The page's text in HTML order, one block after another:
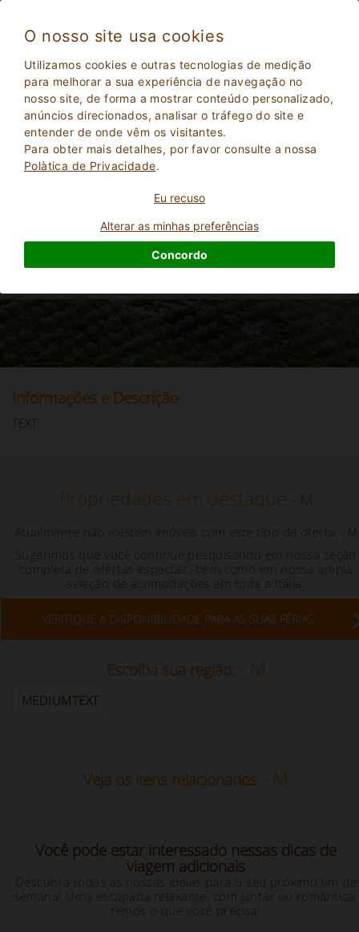
O nosso site usa cookies
Utilizamos cookies e outras tecnologias de medição
para melhorar a sua experiência de navegação no
nosso site, de forma a mostrar conteúdo personalizado,
anúncios direcionados, analisar o tráfego do site e
entender de onde vêm os visitantes.
Para obter mais detalhes, por favor consulte a nossa
Polà­tica de Privacidade.
Eu recuso
Alterar as minhas preferências
Concordo
M
0Crianças PESQUISAR
Informações e Descrição
TEXT
Propriedades em destaque - M
Atualmente não existem imóveis com este tipo de oferta
- M
Sugerimos que você continue pesquisando em nossa seção
completa de ofertas especiais, bem como em nossa ampla
seleção de acomodações em toda a Itália.
VERIFIQUE A DISPONIBILIDADE PARA AS SUAS FÉRIAS
Escolha sua região: - M
MEDIUMTEXT
Veja os itens relacionados - M
Você pode estar interessado nessas dicas de
viagem adicionais
Descubra todas as nossas ideias para o seu próximo fim de
semana! Uma escapada relaxante, com jantar ou romântica:
temos o que você precisa!